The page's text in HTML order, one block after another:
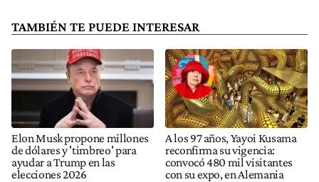
TAMBIÉN TE PUEDE INTERESAR
Elon Musk propone millones
de dólares y 'timbreo' para
ayudar a Trump en las
elecciones 2026
A los 97 años, Yayoi Kusama
reconfirma su vigencia:
convocó 480 mil visitantes
con su expo, en Alemania